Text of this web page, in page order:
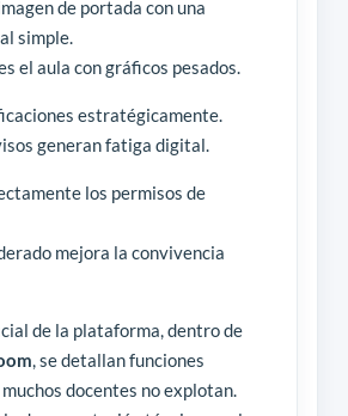
de portada con una
simple.
el aula con gráficos pesados.
estratégicamente.
generan fatiga digital.
los permisos de
mejora la convivencia
de la plataforma, dentro de
, se detallan funciones
docentes no explotan.